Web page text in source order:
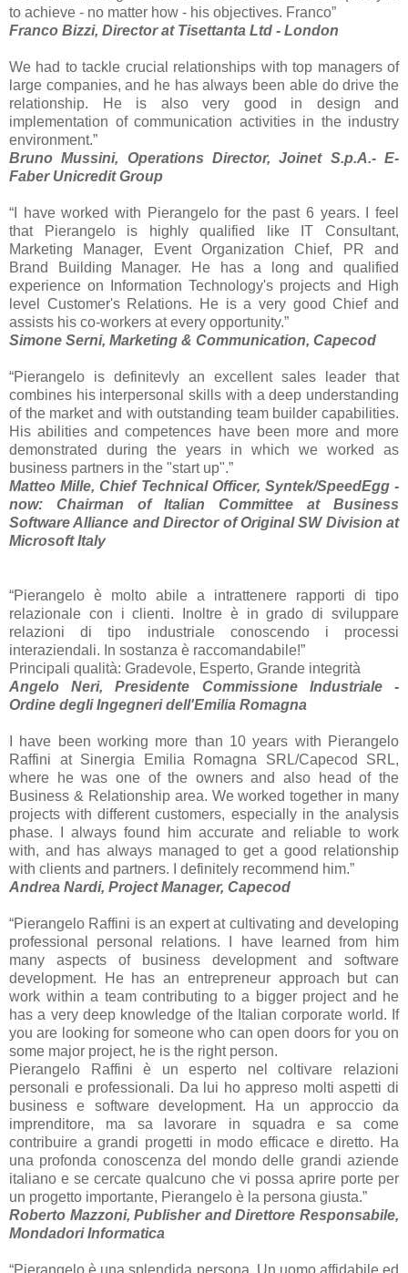
to achieve - no matter how - his objectives. Franco”
Franco Bizzi, Director at Tisettanta Ltd - London
We had to tackle crucial relationships with top managers of
large companies, and he has always been able do drive the
relationship. He is also very good in design and
implementation of communication activities in the industry
environment.”
Bruno Mussini, Operations Director, Joinet S.p.A.- E-
Faber Unicredit Group
“I have worked with Pierangelo for the past 6 years. I feel
that Pierangelo is highly qualified like IT Consultant,
Marketing Manager, Event Organization Chief, PR and
Brand Building Manager. He has a long and qualified
experience on Information Technology's projects and High
level Customer's Relations. He is a very good Chief and
assists his co-workers at every opportunity.”
Simone Serni, Marketing & Communication, Capecod
“Pierangelo is definitevly an excellent sales leader that
combines his interpersonal skills with a deep understanding
of the market and with outstanding team builder capabilities.
His abilities and competences have been more and more
demonstrated during the years in which we worked as
business partners in the "start up".”
Matteo Mille, Chief Technical Officer, Syntek/SpeedEgg -
now: Chairman of Italian Committee at Business
Software Alliance and Director of Original SW Division at
Microsoft Italy
“Pierangelo è molto abile a intrattenere rapporti di tipo
relazionale con i clienti. Inoltre è in grado di sviluppare
relazioni di tipo industriale conoscendo i processi
interaziendali. In sostanza è raccomandabile!”
Principali qualità: Gradevole, Esperto, Grande integrità
Angelo Neri, Presidente Commissione Industriale -
Ordine degli Ingegneri dell'Emilia Romagna
I have been working more than 10 years with Pierangelo
Raffini at Sinergia Emilia Romagna SRL/Capecod SRL,
where he was one of the owners and also head of the
Business & Relationship area. We worked together in many
projects with different customers, especially in the analysis
phase. I always found him accurate and reliable to work
with, and has always managed to get a good relationship
with clients and partners. I definitely recommend him.”
Andrea Nardi, Project Manager, Capecod
“Pierangelo Raffini is an expert at cultivating and developing
professional personal relations. I have learned from him
many aspects of business development and software
development. He has an entrepreneur approach but can
work within a team contributing to a bigger project and he
has a very deep knowledge of the Italian corporate world. If
you are looking for someone who can open doors for you on
some major project, he is the right person.
Pierangelo Raffini è un esperto nel coltivare relazioni
personali e professionali. Da lui ho appreso molti aspetti di
business e software development. Ha un approccio da
imprenditore, ma sa lavorare in squadra e sa come
contribuire a grandi progetti in modo efficace e diretto. Ha
una profonda conoscenza del mondo delle grandi aziende
italiano e se cercate qualcuno che vi possa aprire porte per
un progetto importante, Pierangelo è la persona giusta.”
Roberto Mazzoni, Publisher and Direttore Responsabile,
Mondadori Informatica
“Pierangelo è una splendida persona. Un uomo affidabile ed